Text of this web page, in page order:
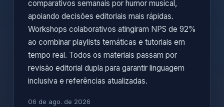
comparativos semanais por humor musical,
apoiando decisões editoriais mais rápidas.
Workshops colaborativos atingiram NPS de 92%
ao combinar playlists temáticas e tutoriais em
tempo real. Todos os materiais passam por
revisão editorial dupla para garantir linguagem
inclusiva e referências atualizadas.
06 de ago. de 2026